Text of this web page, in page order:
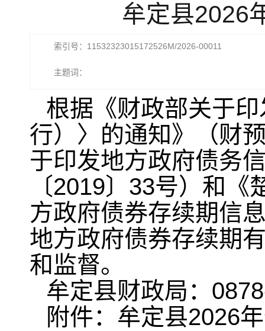
牟定县2026
索引号：11532323015172526M/2026-00011
主题词：
根据《财政部关于
行）〉的通知》（财
于印发地方政府债务
〔2019〕33号）和
方政府债券存续期信
地方政府债券存续期
和监督。
牟定县财政局：
附件：牟定县2026